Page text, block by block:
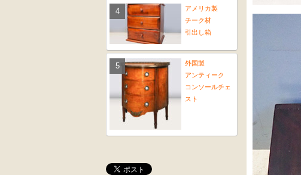
アメリカ製
チーク材
引出し箱
外国製
アンティーク
コンソールチェ
スト